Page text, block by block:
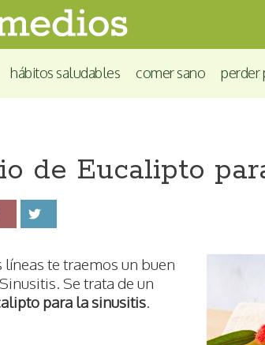
hábitos saludables comer sano perder
de Eucalipto
líneas te traemos un buen
Se trata de un
para la sinusitis.